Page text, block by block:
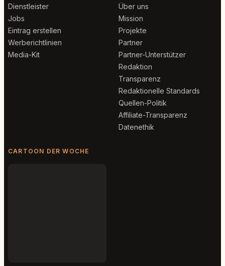
Dienstleister
Jobs
Eintrag erstellen
Werberichtlinien
Media-Kit
Über uns
Mission
Projekte
Partner
Partner-Unterstützer
Redaktion
Transparenz
Redaktionelle Standards
Quellen-Politik
Affiliate-Transparenz
Datenethik
CARTOON DER WOCHE